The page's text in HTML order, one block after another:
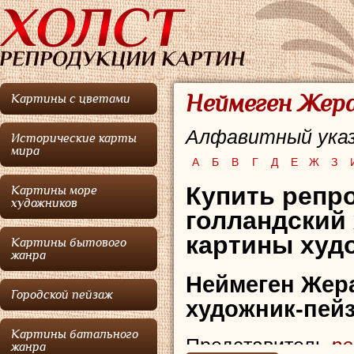
Картины с цветами
Исторические карты
мира
Картины море
художников
Картины бытового
жанра
Городской пейзаж
Картины батального
жанра
Неймеген
Алфавитный
А Б В Г Д Е Ж З
Купить
картины
Неймеген
художник-
Представитель